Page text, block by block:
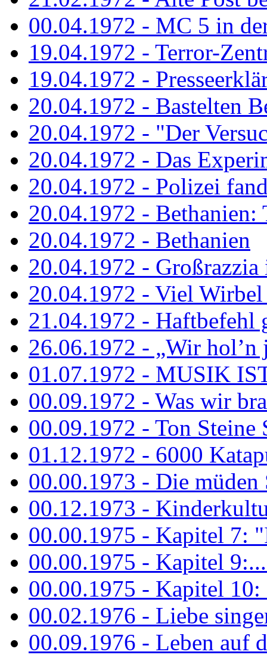
00.04.1972 - MC 5 in
19.04.1972 - Terror-
19.04.1972 -
20.04.1972 - Bastelten
20.04.1972 - "Der
20.04.1972 - Das
20.04.1972 - Polizei
20.04.1972 - Bethanien:
20.04.1972 - Bethanien
20.04.1972 - Großrazzia
20.04.1972 - Viel
21.04.1972 - Haftbefehl
26.06.1972 - „Wir hol’n
01.07.1972 - MUSIK
00.09.1972 - Was wir
00.09.1972 - Ton Steine
01.12.1972 - 6000
00.00.1973 - Die müden
00.12.1973 -
00.00.1975 - Kapitel 7:
00.00.1975 - Kapitel
00.00.1975 - Kapitel
00.02.1976 - Liebe
00.09.1976 - Leben auf